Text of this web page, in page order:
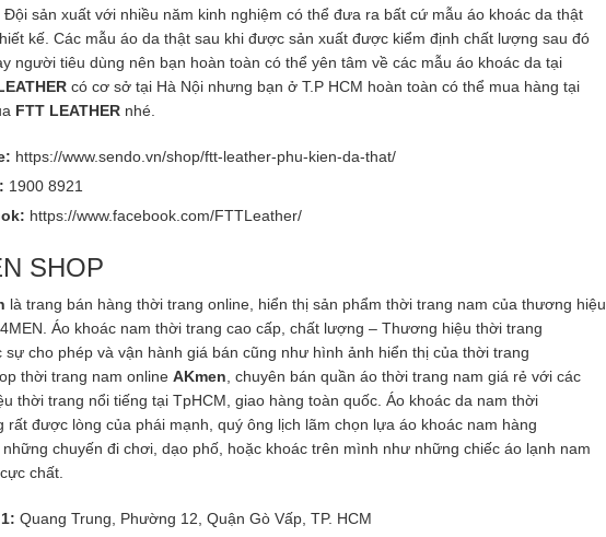
sản xuất với nhiều năm kinh nghiệm có thể đưa ra bất cứ mẫu áo khoác da thật
kế. Các mẫu áo da thật sau khi được sản xuất được kiểm định chất lượng sau đó
người tiêu dùng nên bạn hoàn toàn có thể yên tâm về các mẫu áo khoác da tại
có cơ sở tại Hà Nội nhưng bạn ở T.P HCM hoàn toàn có thể mua hàng tại
FTT LEATHER nhé.
https://www.sendo.vn/shop/ftt-leather-phu-kien-da-that/
1900 8921
https://www.facebook.com/FTTLeather/
SHOP
là trang bán hàng thời trang online, hiển thị sản phẩm thời trang nam của thương hiệu
Áo khoác nam thời trang cao cấp, chất lượng – Thương hiệu thời trang
cho phép và vận hành giá bán cũng như hình ảnh hiển thị của thời trang
thời trang nam online AKmen , chuyên bán quần áo thời trang nam giá rẻ với các
thời trang nổi tiếng tại TpHCM, giao hàng toàn quốc. Áo khoác da nam thời
rất được lòng của phái mạnh, quý ông lịch lãm chọn lựa áo khoác nam hàng
những chuyến đi chơi, dạo phố, hoặc khoác trên mình như những chiếc áo lạnh nam
chất.
Quang Trung, Phường 12, Quận Gò Vấp, TP. HCM